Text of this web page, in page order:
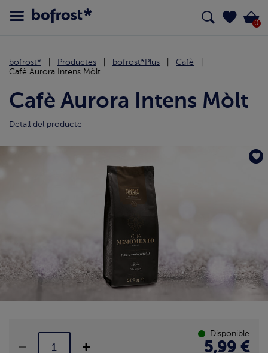
0
bofrost* Productes bofrost*Plus
Cafè
Cafè Aurora Intens Mòlt
Cafè Aurora Intens Mòlt
Detall del producte
Disponible
5,99 €